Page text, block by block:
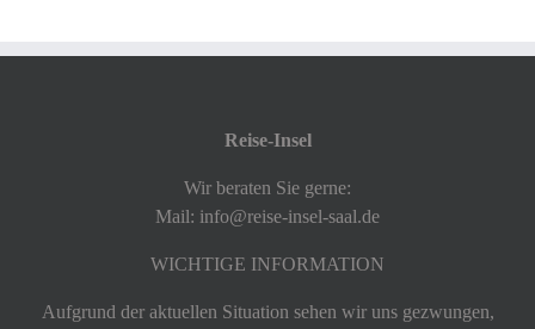
Reise-Insel
Wir beraten Sie gerne:
Mail: info@reise-insel-saal.de
WICHTIGE INFORMATION
Aufgrund der aktuellen Situation sehen wir uns gezwungen,